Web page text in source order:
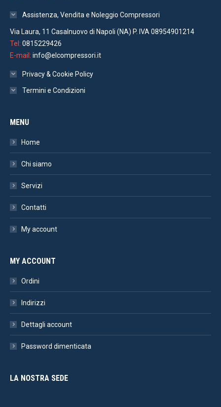
Assistenza, Vendita e Noleggio Compressori
Via Laura, 11 Casalnuovo di Napoli (NA) P. IVA 08954901214
Tel: 0815229426
E-mail: info@elcompressori.it
Privacy & Cookie Policy
Termini e Condizioni
MENU
Home
Chi siamo
Servizi
Contatti
My account
MY ACCOUNT
Ordini
Indirizzi
Dettagli account
Password dimenticata
LA NOSTRA SEDE